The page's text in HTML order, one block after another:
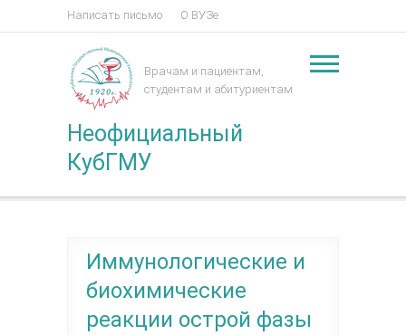
Написать письмо О ВУЗе
Неофициальный
КубГМУ
Врачам и пациентам,
студентам и абитуриентам
Иммунологические и
биохимические
реакции острой фазы